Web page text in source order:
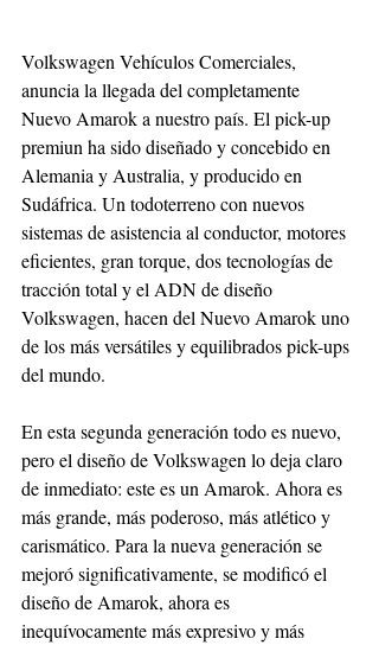
Volkswagen Vehículos Comerciales,
anuncia la llegada del completamente
Nuevo Amarok a nuestro país. El pick-up
premiun ha sido diseñado y concebido en
Alemania y Australia, y producido en
Sudáfrica. Un todoterreno con nuevos
sistemas de asistencia al conductor, motores
eficientes, gran torque, dos tecnologías de
tracción total y el ADN de diseño
Volkswagen, hacen del Nuevo Amarok uno
de los más versátiles y equilibrados pick-ups
del mundo.
En esta segunda generación todo es nuevo,
pero el diseño de Volkswagen lo deja claro
de inmediato: este es un Amarok. Ahora es
más grande, más poderoso, más atlético y
carismático. Para la nueva generación se
mejoró significativamente, se modificó el
diseño de Amarok, ahora es
inequívocamente más expresivo y más